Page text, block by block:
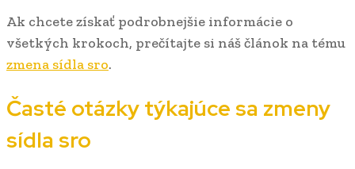
Ak chcete získať podrobnejšie informácie o
všetkých krokoch, prečítajte si náš článok na tému
zmena sídla sro.
Časté otázky týkajúce sa zmeny
sídla sro